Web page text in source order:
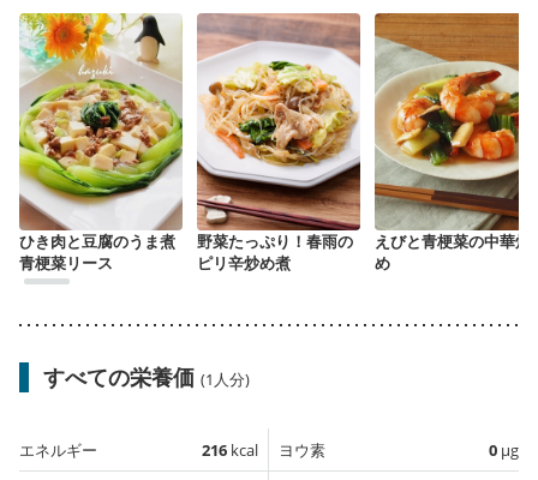
ひき肉と豆腐のうま煮
青梗菜リース
野菜たっぷり！春雨の
ピリ辛炒め煮
えびと青梗菜の中華炒
め
すべての栄養価 (1人分)
エネルギー 216 kcal
ヨウ素 0 µg